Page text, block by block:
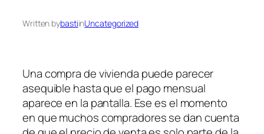
Written bybastiinUncategorized
Una compra de vivienda puede parecer
asequible hasta que el pago mensual
aparece en la pantalla. Ese es el momento
en que muchos compradores se dan cuenta